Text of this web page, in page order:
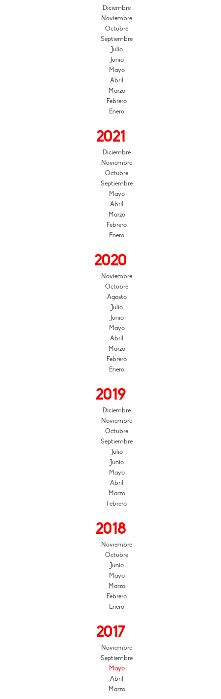
Diciembre
Noviembre
Octubre
Septiembre
Julio
Junio
Mayo
Abril
Marzo
Febrero
Enero
2021
Diciembre
Noviembre
Octubre
Septiembre
Mayo
Abril
Marzo
Febrero
Enero
2020
Noviembre
Octubre
Agosto
Julio
Junio
Mayo
Abril
Marzo
Febrero
Enero
2019
Diciembre
Noviembre
Octubre
Septiembre
Julio
Junio
Mayo
Abril
Marzo
Febrero
2018
Noviembre
Octubre
Junio
Mayo
Marzo
Febrero
Enero
2017
Noviembre
Septiembre
Mayo
Abril
Marzo